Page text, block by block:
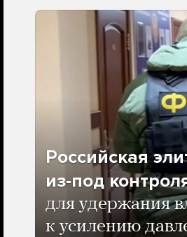
Российская
из-под
для удержания
к усилению